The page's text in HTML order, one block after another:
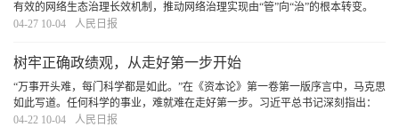
有效的网络生态治理长效机制，推动网络治理实现由“管”向“治”的根本转变。
[详细]
04-27 10-04 人民日报
树牢正确政绩观，从走好第一步开始
“万事开头难，每门科学都是如此。”在《资本论》第一卷第一版序言中，马克思
如此写道。任何科学的事业，难就难在走好第一步。习近平总书记深刻指出：
“第一步走错了就不行。如果抱着当官谋利的想法，那做的一切事情都不会对。”
04-22 10-04 人民日报